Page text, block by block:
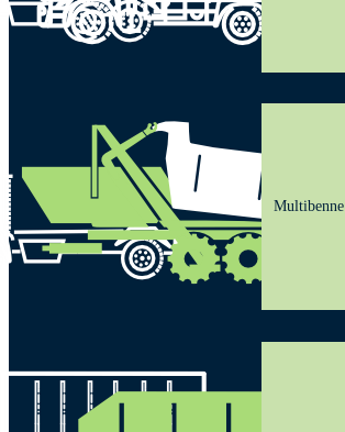
Multibenne